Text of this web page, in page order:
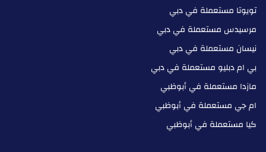
تويوتا مستعملة في دبي
مرسيدس مستعملة في دبي
نيسان مستعملة في دبي
بي ام دبليو مستعملة في دبي
مازدا مستعملة في أبوظبي
ام جي مستعملة في أبوظبي
كيا مستعملة في أبوظبي